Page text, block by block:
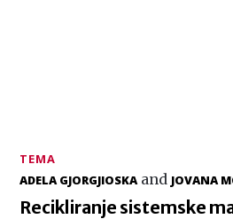
TEMA
ADELA GJORGJIOSKA and JOVANA
Recikliranje sistemske